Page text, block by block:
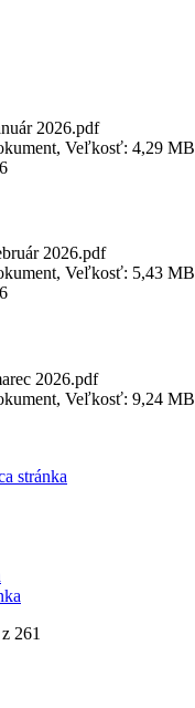
2026.pdf
Veľkosť: 4,29 MB
2026.pdf
Veľkosť: 5,43 MB
2026.pdf
Veľkosť: 9,24 MB
stránka
z 261